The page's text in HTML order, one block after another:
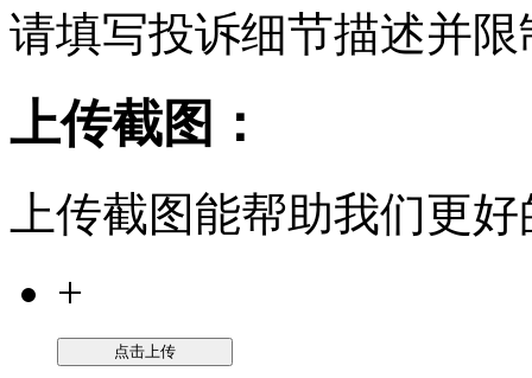
请填写投诉细节描述并
上传截图：
上传截图能帮助我们更
+
点击上传